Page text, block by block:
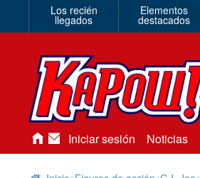
Los recién
llegados
Elementos
destacados
Iniciar sesión Noticias